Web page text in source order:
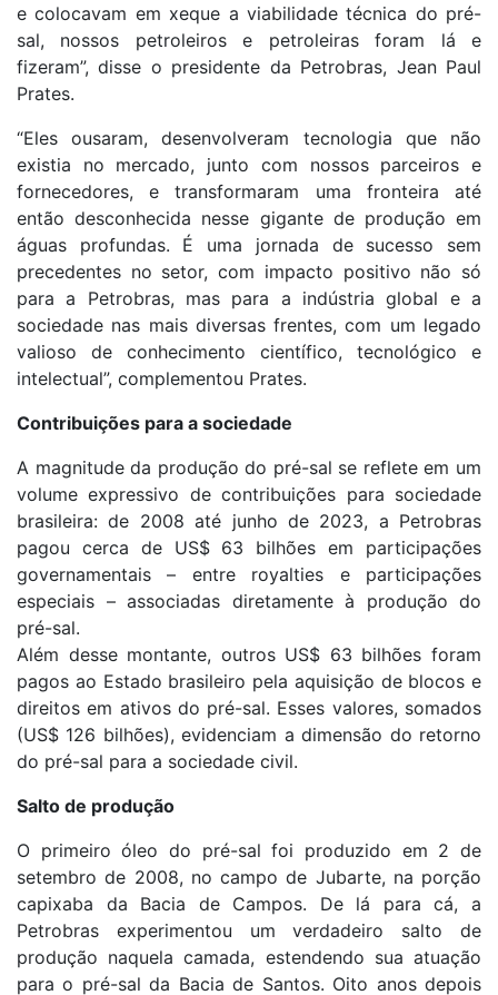
e colocavam em xeque a viabilidade técnica do pré-
sal, nossos petroleiros e petroleiras foram lá e
fizeram”, disse o presidente da Petrobras, Jean Paul
Prates.
“Eles ousaram, desenvolveram tecnologia que não
existia no mercado, junto com nossos parceiros e
fornecedores, e transformaram uma fronteira até
então desconhecida nesse gigante de produção em
águas profundas. É uma jornada de sucesso sem
precedentes no setor, com impacto positivo não só
para a Petrobras, mas para a indústria global e a
sociedade nas mais diversas frentes, com um legado
valioso de conhecimento científico, tecnológico e
intelectual”, complementou Prates.
Contribuições para a sociedade
A magnitude da produção do pré-sal se reflete em um
volume expressivo de contribuições para sociedade
brasileira: de 2008 até junho de 2023, a Petrobras
pagou cerca de US$ 63 bilhões em participações
governamentais – entre royalties e participações
especiais – associadas diretamente à produção do
pré-sal.
Além desse montante, outros US$ 63 bilhões foram
pagos ao Estado brasileiro pela aquisição de blocos e
direitos em ativos do pré-sal. Esses valores, somados
(US$ 126 bilhões), evidenciam a dimensão do retorno
do pré-sal para a sociedade civil.
Salto de produção
O primeiro óleo do pré-sal foi produzido em 2 de
setembro de 2008, no campo de Jubarte, na porção
capixaba da Bacia de Campos. De lá para cá, a
Petrobras experimentou um verdadeiro salto de
produção naquela camada, estendendo sua atuação
para o pré-sal da Bacia de Santos. Oito anos depois